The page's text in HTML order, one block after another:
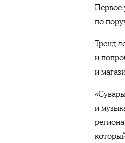
Первое
по
Тренд
и
и
и